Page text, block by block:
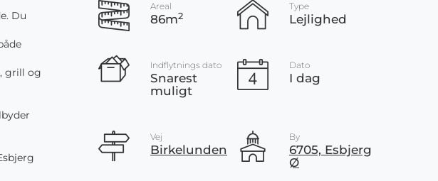
Areal
86m2
Type
Lejlighed
Indflytnings dato
Snarest
muligt
Dato
I dag
Vej
Birkelunden
By
6705, Esbjerg
Ø
Du
grill og